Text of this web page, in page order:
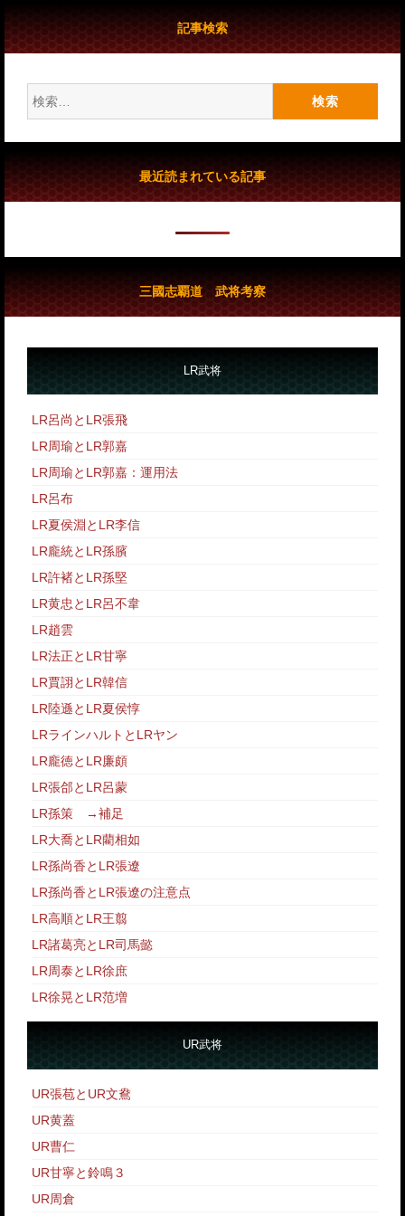
記事検索
索:
最近読まれている記事
三國志覇道 武将考察
LR武将
LR呂尚とLR張飛
LR周瑜とLR郭嘉
LR周瑜とLR郭嘉：運用法
LR呂布
LR夏侯淵とLR李信
LR龐統とLR孫臏
LR許褚とLR孫堅
LR黄忠とLR呂不韋
LR趙雲
LR法正とLR甘寧
LR賈詡とLR韓信
LR陸遜とLR夏侯惇
LRラインハルトとLRヤン
LR龐徳とLR廉頗
LR張郃とLR呂蒙
LR孫策 →補足
LR大喬とLR藺相如
LR孫尚香とLR張遼
LR孫尚香とLR張遼の注意点
LR高順とLR王翦
LR諸葛亮とLR司馬懿
LR周泰とLR徐庶
LR徐晃とLR范増
UR武将
UR張苞とUR文鴦
UR黄蓋
UR曹仁
UR甘寧と鈴鳴３
UR周倉